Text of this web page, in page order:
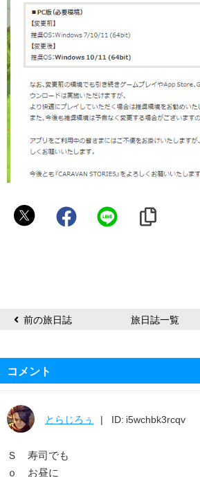
〄
前の旅日誌 旅日誌一覧
コメント
とらじろぅ ID: i5wchbk3rcqv
Ｓ 寿司でも
ｏ お昼に